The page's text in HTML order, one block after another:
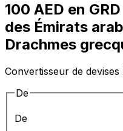
100 AED en
des Émirats
Drachmes
Convertisseur de devises
De
De